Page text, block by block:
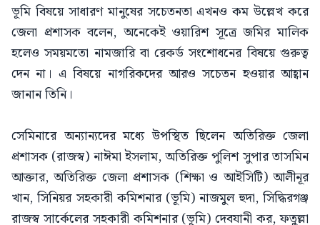
ভূমি বিষয়ে সাধারণ মানুষের সচেতনতা এখনও কম উল্লেখ করে
জেলা প্রশাসক বলেন, অনেকেই ওয়ারিশ সূত্রে জমির মালিক
হলেও সময়মতো নামজারি বা রেকর্ড সংশোধনের বিষয়ে গুরুত্ব
দেন না। এ বিষয়ে নাগরিকদের আরও সচেতন হওয়ার আহ্বান
জানান তিনি।
সেমিনারে অন্যান্যদের মধ্যে উপস্থিত ছিলেন অতিরিক্ত জেলা
প্রশাসক (রাজস্ব) নাঈমা ইসলাম, অতিরিক্ত পুলিশ সুপার তাসমিন
আক্তার, অতিরিক্ত জেলা প্রশাসক (শিক্ষা ও আইসিটি) আলীনূর
খান, সিনিয়র সহকারী কমিশনার (ভূমি) নাজমুল হুদা, সিদ্ধিরগঞ্জ
রাজস্ব সার্কেলের সহকারী কমিশনার (ভূমি) দেবযানী কর, ফতুল্লা